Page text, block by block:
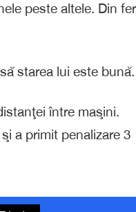
peste altele. Din
starea lui este bună.
între maşini.
a primit penalizare 3